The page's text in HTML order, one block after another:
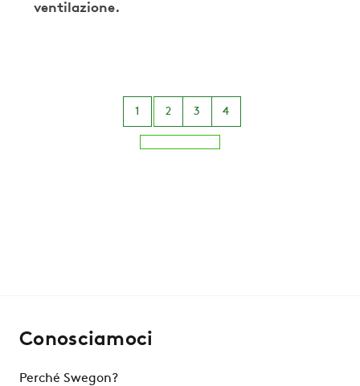
ventilazione.
1 2 3 4
Conosciamoci
Perché Swegon?